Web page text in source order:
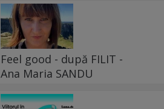
Feel good - după FILIT -
Ana Maria SANDU